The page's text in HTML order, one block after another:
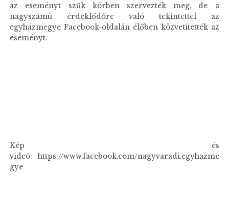
az eseményt szűk körben szervezték meg, de a
nagyszámú érdeklődőre való tekintettel az
egyházmegye Facebook-oldalán élőben közvetítették az
eseményt.
Kép és
videó: https://www.facebook.com/nagyvaradi.egyhazme
gye